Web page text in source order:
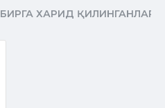
БИРГА ХАРИД ҚИЛИНГАНЛАР